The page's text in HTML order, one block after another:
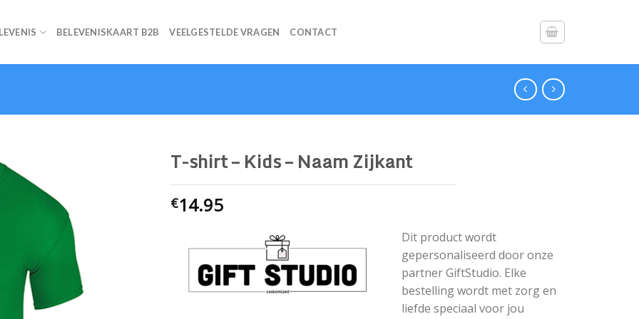
BELEVENISKAART B2B VEELGESTELDE VRAGEN CONTACT
T-shirt – Kids – Naam Zijkant
€14.95
Dit product wordt
gepersonaliseerd door onze
partner GiftStudio. Elke
bestelling wordt met zorg en
liefde speciaal voor jou